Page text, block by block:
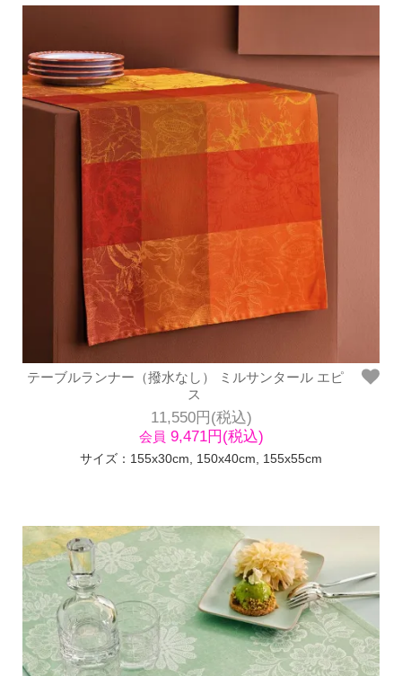
テーブルランナー（撥水なし） ミルサンタール エピ
ス
11,550円(税込)
会員 9,471円(税込)
サイズ：155x30cm, 150x40cm, 155x55cm